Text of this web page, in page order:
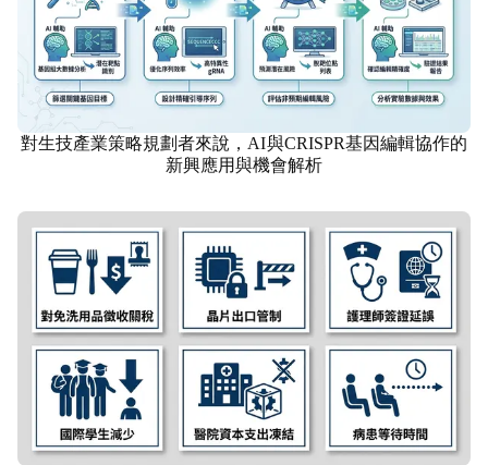
生技
對生技產業策略規劃者來說，AI與CRISPR基因編輯協作的
新興應用與機會解析